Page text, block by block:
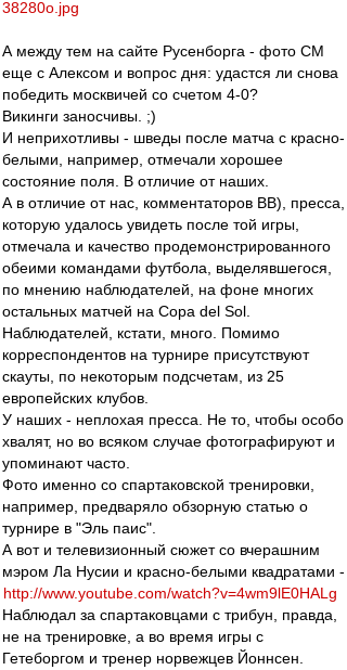
38280o.jpg
А между тем на сайте Русенборга - фото СМ
еще с Алексом и вопрос дня: удастся ли снова
победить москвичей со счетом 4-0?
Викинги заносчивы. ;)
И неприхотливы - шведы после матча с красно-
белыми, например, отмечали хорошее
состояние поля. В отличие от наших.
А в отличие от нас, комментаторов ВВ), пресса,
которую удалось увидеть после той игры,
отмечала и качество продемонстрированного
обеими командами футбола, выделявшегося,
по мнению наблюдателей, на фоне многих
остальных матчей на Copa del Sol.
Наблюдателей, кстати, много. Помимо
корреспондентов на турнире присутствуют
скауты, по некоторым подсчетам, из 25
европейских клубов.
У наших - неплохая пресса. Не то, чтобы особо
хвалят, но во всяком случае фотографируют и
упоминают часто.
Фото именно со спартаковской тренировки,
например, предваряло обзорную статью о
турнире в "Эль паис".
А вот и телевизионный сюжет со вчерашним
мэром Ла Нусии и красно-белыми квадратами -
http://www.youtube.com/watch?v=4wm9lE0HALg
Наблюдал за спартаковцами с трибун, правда,
не на тренировке, а во время игры с
Гетеборгом и тренер норвежцев Йоннсен.